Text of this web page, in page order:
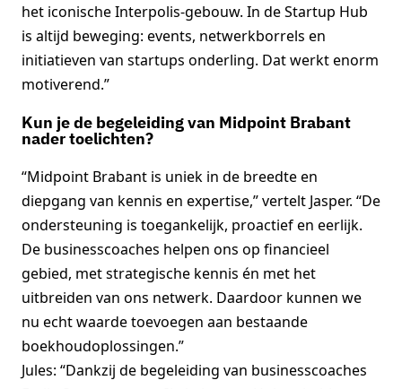
het iconische Interpolis-gebouw. In de Startup Hub
is altijd beweging: events, netwerkborrels en
initiatieven van startups onderling. Dat werkt enorm
motiverend.”
Kun je de begeleiding van Midpoint Brabant
nader toelichten?
“Midpoint Brabant is uniek in de breedte en
diepgang van kennis en expertise,” vertelt Jasper. “De
ondersteuning is toegankelijk, proactief en eerlijk.
De businesscoaches helpen ons op financieel
gebied, met strategische kennis én met het
uitbreiden van ons netwerk. Daardoor kunnen we
nu echt waarde toevoegen aan bestaande
boekhoudoplossingen.”
Jules: “Dankzij de begeleiding van businesscoaches